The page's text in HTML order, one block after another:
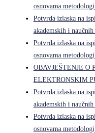
osnovama
Potvrda izlaska na
akademskih i naučnih
Potvrda izlaska na
osnovama
OBAVJEŠTENJE O
ELEKTRONSKIM
Potvrda izlaska na
akademskih i naučnih
Potvrda izlaska na
osnovama